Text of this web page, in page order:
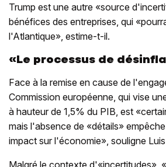
Trump est une autre «source
bénéfices des entreprises, qui
l'Atlantique», estime-t-il.
«Le processus de
Face à la remise en cause de
Commission européenne, qui vise
à hauteur de 1,5% du PIB, est
mais l'absence de «détails»
impact sur l'économie», souligne